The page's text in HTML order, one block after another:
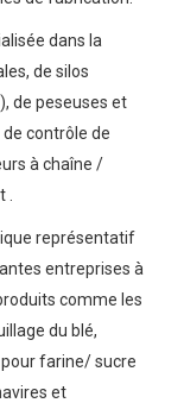
dans la
de silos
de peseuses et
contrôle de
à chaîne /
représentatif
entreprises à
comme les
du blé,
farine/ sucre
et